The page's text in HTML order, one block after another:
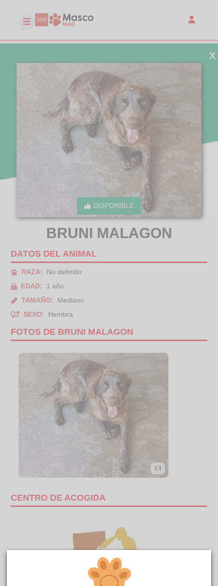
DISPONIBLE
X
BRUNI MALAGON
DATOS DEL ANIMAL
RAZA:
No definido
EDAD:
1 año
TAMAÑO:
Mediano
SEXO:
Hembra
FOTOS DE BRUNI MALAGON
1/1
CENTRO DE ACOGIDA